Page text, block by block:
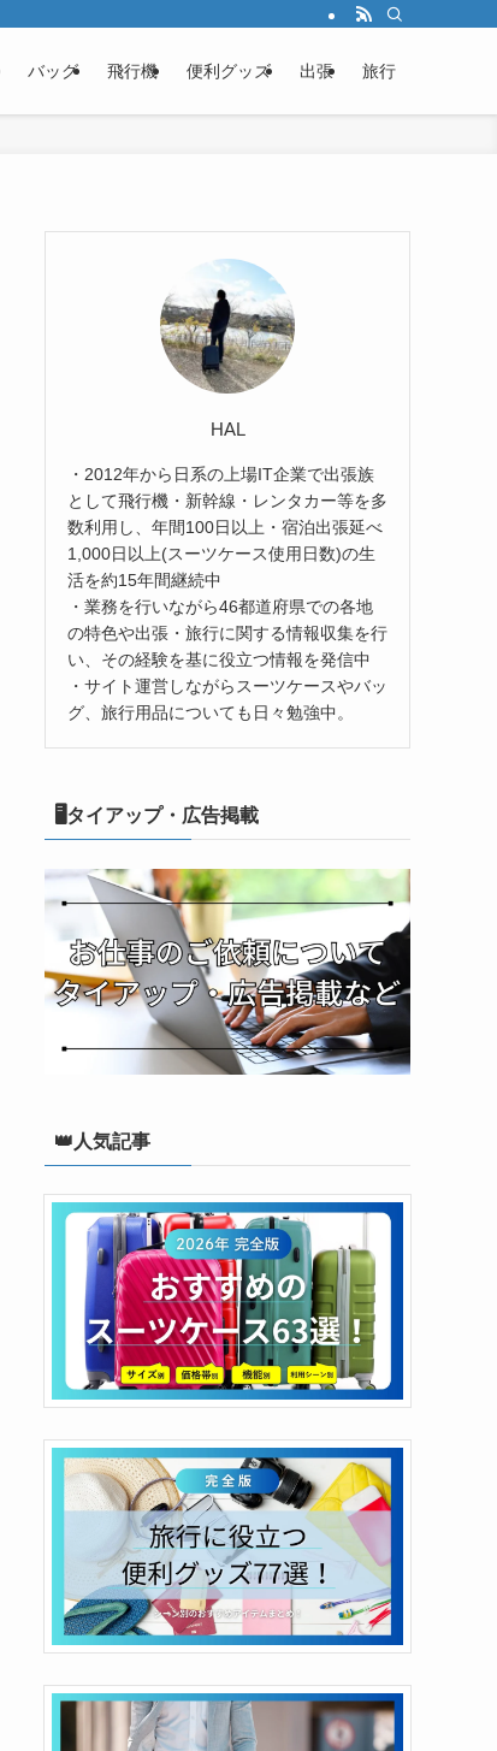
バッグ 飛行機 便利グッズ 出張 旅行
HAL
・2012年から日系の上場IT企業で出張族
として飛行機・新幹線・レンタカー等を多
数利用し、年間100日以上・宿泊出張延べ
1,000日以上(スーツケース使用日数)の生
活を約15年間継続中
・業務を行いながら46都道府県での各地
の特色や出張・旅行に関する情報収集を行
い、その経験を基に役立つ情報を発信中
・サイト運営しながらスーツケースやバッ
グ、旅行用品についても日々勉強中。
🖥タイアップ・広告掲載
👑人気記事